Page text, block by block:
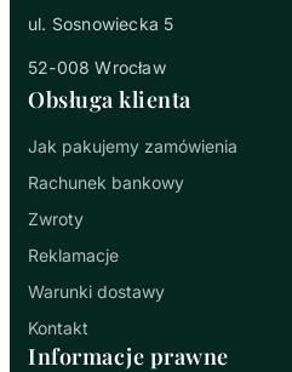
ul. Sosnowiecka 5
52-008 Wrocław
Obsługa klienta
Jak pakujemy zamówienia
Rachunek bankowy
Zwroty
Reklamacje
Warunki dostawy
Kontakt
Informacje prawne